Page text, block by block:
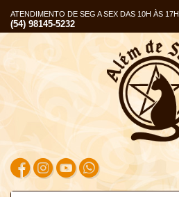
ATENDIMENTO DE SEG A SEX DAS 10H ÀS 17H
(54) 98145-5232